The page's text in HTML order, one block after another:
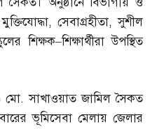
, সেবাগ্রহীতা,সুশীল
শিক্ষক–শিক্ষার্থীরা উপস্থিত
মো.সাখাওয়াত জামিল সৈকত
ভূমিসেবা মেলায় জেলার